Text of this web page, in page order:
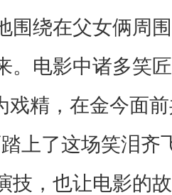
围绕在父女俩周
。电影中诸多笑匠
戏精，在金今面
上了这场笑泪齐
技，也让电影的